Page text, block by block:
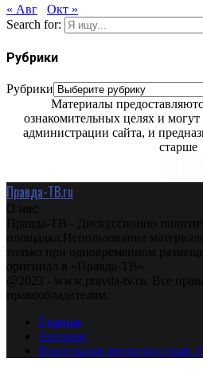
« Авг
Окт »
Search for:
Рубрики
Рубрики
Материалы
ознакомительных целях и
администрации сайта, и
старше
Правда-ТВ.ru
О нас
Правда-ТВ - Дискуссионно
площадка.Использование
только при одновременном
оригинал в «Правда-ТВ»
@2023 - www.pravda-tv.ru. Все
правообладателям.
Главная
Авторам
Владельцам авторских прав.